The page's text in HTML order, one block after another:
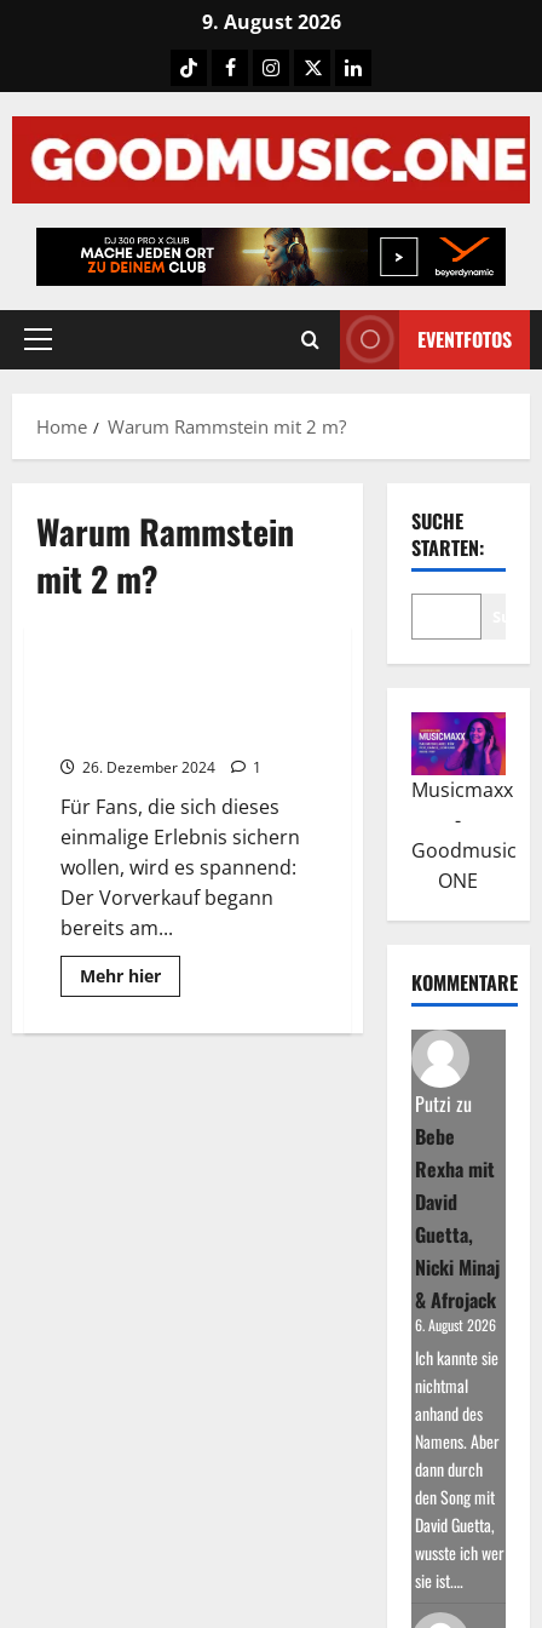
9. August 2026
TiktokFacebook
Instagram
X LinkedIN
Primary
EVENTFOTOS
Home Warum Rammstein mit 2 m?
Warum Rammstein
mit 2 m?
26. Dezember 2024 1
Für Fans, die sich dieses
einmalige Erlebnis sichern
wollen, wird es spannend:
Der Vorverkauf begann
bereits am...
Mehr hierRead
more
Lindemann
SUCHE
STARTEN:
Musicmaxx
-
Goodmusic
ONE
KOMMENTARE
Putzi zu
Bebe
Rexha mit
David
Guetta,
Nicki Minaj
& Afrojack
6. August 2026
Ich kannte sie
nichtmal
anhand des
Namens. Aber
dann durch
den Song mit
David Guetta,
wusste ich wer
sie ist.…